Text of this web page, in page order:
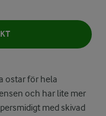
ostar för hela
och har lite mer
med skivad